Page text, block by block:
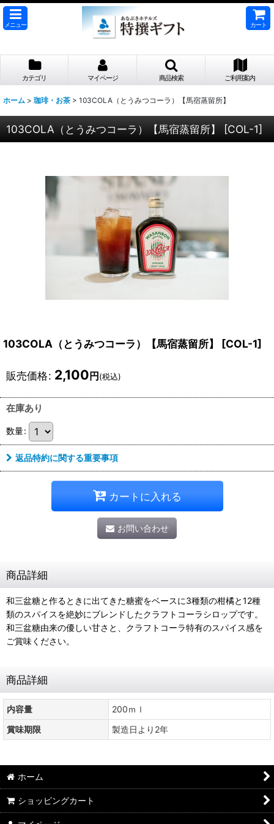
メニュー カート
カテゴリ マイページ 商品検索 ご利用案内
ホーム > 珈琲・お茶 > 103COLA（とうみつコーラ）【馬宿蒸留所】
103COLA（とうみつコーラ）【馬宿蒸留所】 [COL-1]
103COLA（とうみつコーラ）【馬宿蒸留所】 [COL-1]
販売価格: 2,100 円 (税込)
在庫あり
数量:
返品特約に関する重要事項
カートに入れる
お問い合わせ
商品詳細
和三盆糖と作るときに出てきた糖蜜をベースに3種類の柑橘と12種
類のスパイスを絶妙にブレンドしたクラフトコーラシロップです。
和三盆糖由来の優しい甘さと、クラフトコーラ特有のスパイス感を
ご賞味ください。
商品詳細
内容量
200ｍｌ
賞味期限
製造日より2年
ホーム
ショッピングカート